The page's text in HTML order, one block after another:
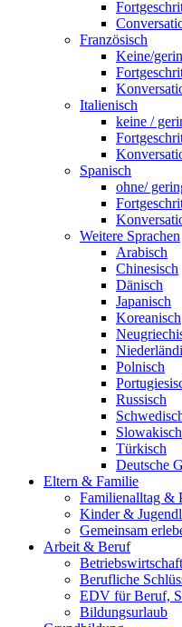
Französisch
Keine/
Italienisch
keine /
Spanisch
ohne/
Weitere Sprachen
Arabisch
Chinesisch
Dänisch
Japanisch
Koreanisch
Polnisch
Russisch
Slowakisch
Türkisch
Deutsche
Eltern & Familie
Familienalltag &
Kinder &
Gemeinsam
Arbeit & Beruf
Berufliche
EDV für Beruf,
Bildungsurlaub